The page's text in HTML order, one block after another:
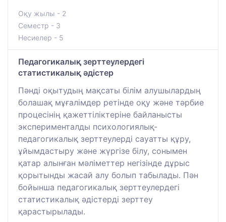
Оқу жылы - 2
Семестр - 3
Несиелер - 5
Педагогикалық зерттеулердегі
статистикалық әдістер
Пәнді оқытудың мақсаты білім алушылардың
болашақ мұғалімдер ретінде оқу және тәрбие
процесінің қажеттіліктеріне байланысты
эксперименталды психологиялық-
педагогикалық зерттеулерді сауатты құру,
ұйымдастыру және жүргізе білу, сонымен
қатар алынған мәліметтер негізінде дұрыс
қорытынды жасай алу болып табылады. Пән
бойынша педагогикалық зерттеулердегі
статистикалық әдістерді зерттеу
қарастырылады.